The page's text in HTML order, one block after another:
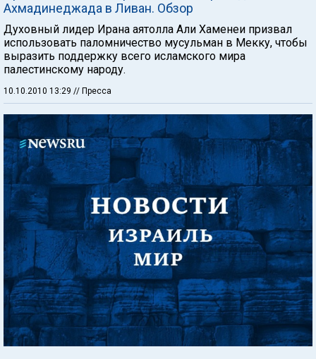
Ахмадинеджада в Ливан. Обзор
Духовный лидер Ирана аятолла Али Хаменеи призвал
использовать паломничество мусульман в Мекку, чтобы
выразить поддержку всего исламского мира
палестинскому народу.
10.10.2010 13:29 // Пресса